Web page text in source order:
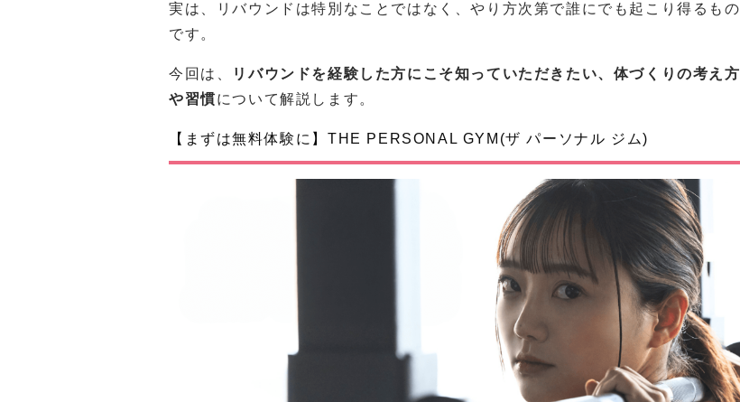
実は、リバウンドは特別なことではなく、やり方次第で誰にでも起こり得るもの
です。
今回は、
リバウンドを経験した方にこそ知っていただきたい、体づくりの考え方
や習慣について解説します。
【まずは無料体験に】THE PERSONAL GYM(ザ パーソナル ジム)